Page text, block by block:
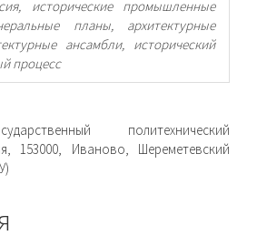
исторические промышленные
планы, архитектурные
ансамбли, исторический
процесс
политехнический
153000, Иваново, Шереметевский